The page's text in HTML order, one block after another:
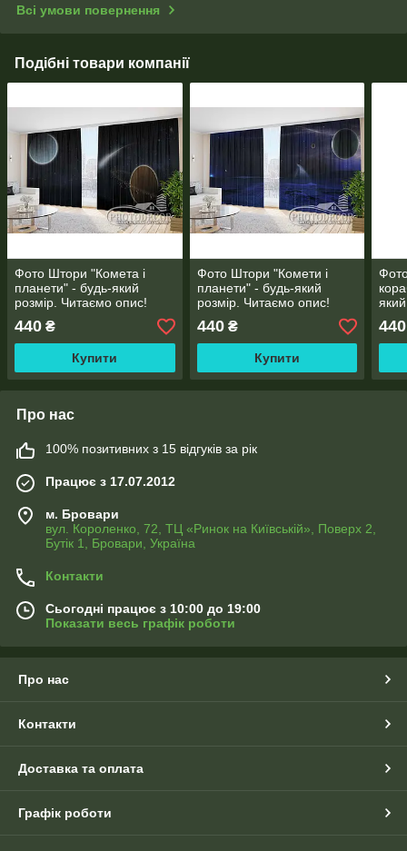
Всі умови повернення
Подібні товари компанії
Фото Штори "Комета і
планети" - будь-який
розмір. Читаємо опис!
440 ₴
Купити
Фото Штори "Комети і
планети" - будь-який
розмір. Читаємо опис!
440₴
Купити
440
Про нас
100% позитивних з 15 відгуків за рік
Працює з 17.07.2012
м. Бровари
вул. Короленко, 72, ТЦ «Ринок на Київській», Поверх 2,
Бутік 1, Бровари, Україна
Контакти
Сьогодні працює з 10:00 до 19:00
Показати весь графік роботи
Про нас
Контакти
Доставка та оплата
Графік роботи